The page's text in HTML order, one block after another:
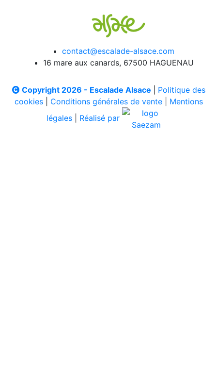
contact@escalade-alsace.com
16 mare aux canards, 67500 HAGUENAU
Copyright 2026 - Escalade Alsace
Politique des
cookies| Conditions générales de vente| Mentions
légales
Réalisé par